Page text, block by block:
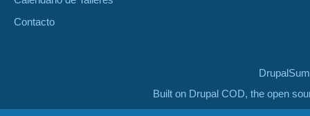
Contacto
Built on Drupal COD, the open